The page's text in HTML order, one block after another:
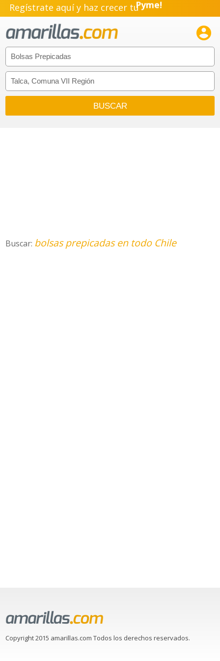
Regístrate aquí y haz crecer tu
Emprendimiento!

Buscar: bolsas prepicadas en todo Chile
Copyright 2015 amarillas.com Todos los derechos reservados.